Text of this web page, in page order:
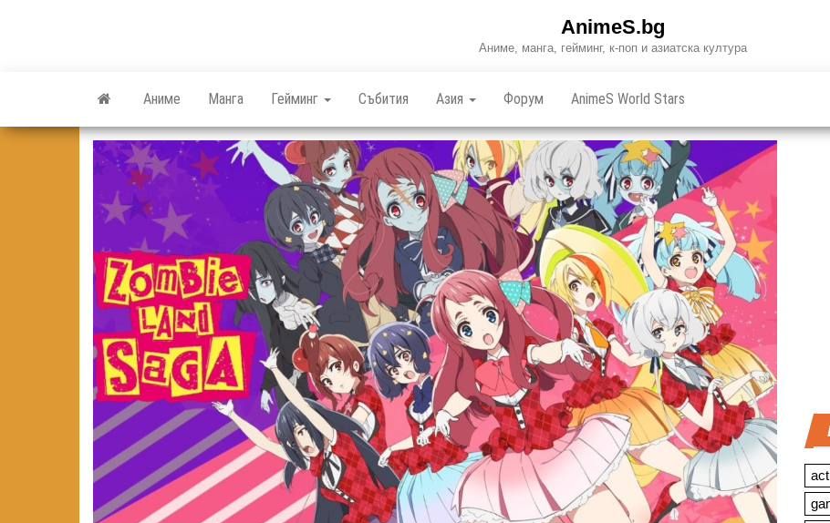
AnimeS.bg
Аниме, манга, гейминг, к-поп и азиатска култура
Аниме Манга Гейминг Събития Азия Форум AnimeS World Stars